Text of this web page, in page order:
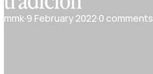
mmk·9 February 2022·0 comments